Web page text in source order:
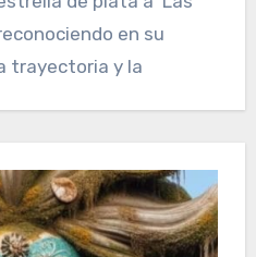
en su
trayectoria y la